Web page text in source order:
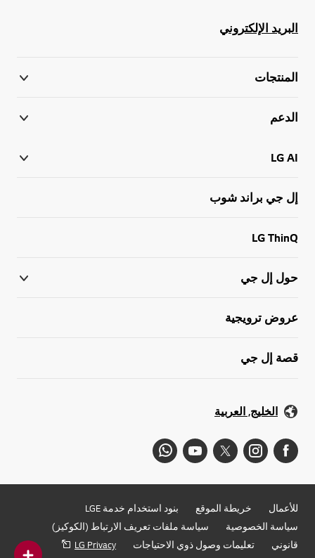
البريد الإلكتروني
المنتجات
الدعم
LG AI
إل جي براند شوب
LG ThinQ
حول إل جي
عروض ترويجية
قصة إل جي
الخليج, العربية
للأعمال خريطة الموقع
بنود استخدام خدمة LGE
سياسة الخصوصية
سياسة ملفات تعريف الارتباط (الكوكيز)
قانوني
تعليمات وصول ذوي الاحتياجات LG Privacy